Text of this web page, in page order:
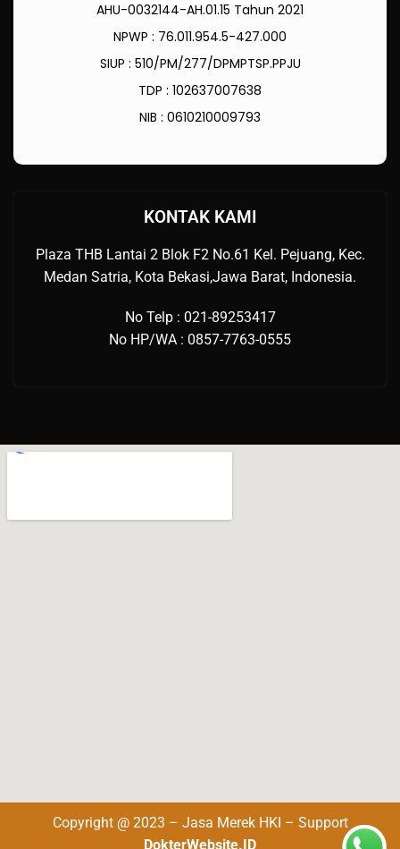
AHU-0032144-AH.01.15 Tahun 2021
NPWP : 76.011.954.5-427.000
SIUP : 510/PM/277/DPMPTSP.PPJU
TDP : 102637007638
NIB : 0610210009793
KONTAK KAMI
Plaza THB Lantai 2 Blok F2 No.61 Kel. Pejuang, Kec.
Medan Satria, Kota Bekasi,Jawa Barat, Indonesia.
No Telp : 021-89253417
No HP/WA : 0857-7763-0555
Copyright @ 2023 – Jasa Merek HKI – Support
DokterWebsite.ID